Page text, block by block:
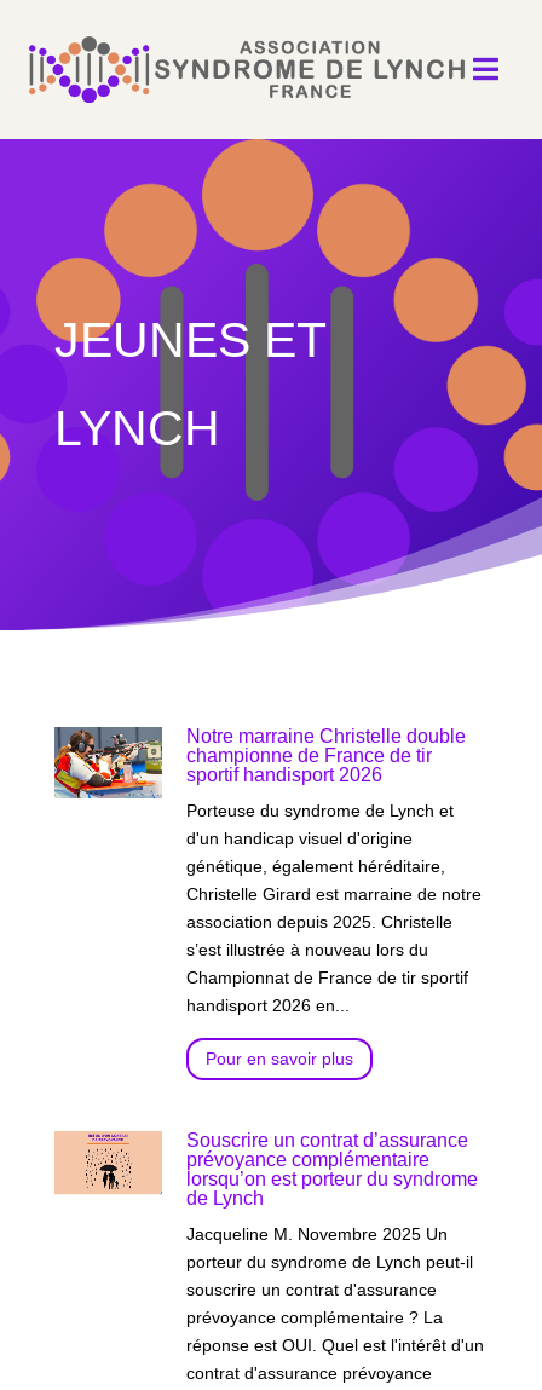

JEUNES ET
LYNCH
Notre marraine Christelle double
championne de France de tir
sportif handisport 2026
Porteuse du syndrome de Lynch et
d'un handicap visuel d'origine
génétique, également héréditaire,
Christelle Girard est marraine de notre
association depuis 2025. Christelle
s’est illustrée à nouveau lors du
Championnat de France de tir sportif
handisport 2026 en...
Pour en savoir plus
Souscrire un contrat d’assurance
prévoyance complémentaire
lorsqu’on est porteur du syndrome
de Lynch
Jacqueline M. Novembre 2025 Un
porteur du syndrome de Lynch peut-il
souscrire un contrat d'assurance
prévoyance complémentaire ? La
réponse est OUI. Quel est l'intérêt d'un
contrat d'assurance prévoyance